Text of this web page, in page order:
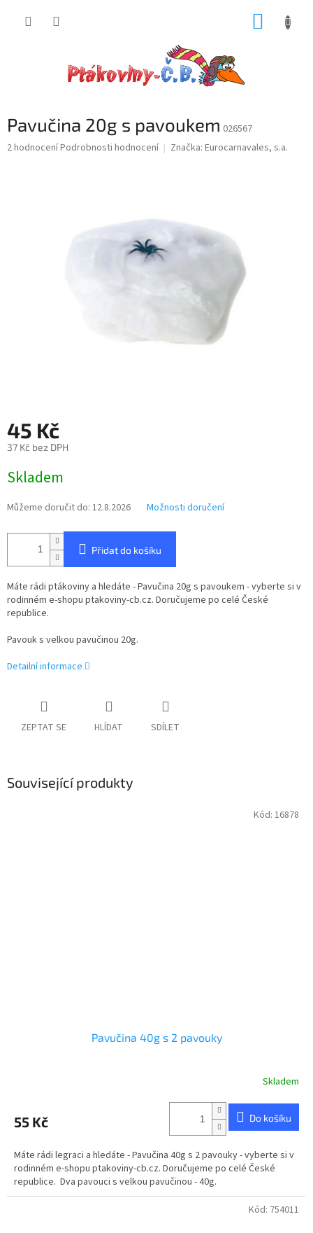
Pavučina 20g s pavoukem 026567
Průměrné
2 hodnoceníPodrobnosti hodnocení Značka: Eurocarnavales, s.a.
45 Kč
37 Kč bez DPH
cena:
Skladem
Můžeme doručit do: 12.8.2026 Možnosti doručení
Přidat do košíku
Máte rádi ptákoviny a hledáte - Pavučina 20g s pavoukem - vyberte si v
rodinném e-shopu ptakoviny-cb.cz. Doručujeme po celé České
republice.
Pavouk s velkou pavučinou 20g.
Detailní informace
ZEPTAT SE HLÍDAT SDÍLET
Související produkty
Pavučina 40g s 2 pavouky
Skladem
55 Kč Do košíku
Máte rádi legraci a hledáte - Pavučina 40g s 2 pavouky - vyberte si v
rodinném e-shopu ptakoviny-cb.cz. Doručujeme po celé České
republice. Dva pavouci s velkou pavučinou - 40g.
Kód: 16878
Kód: 754011